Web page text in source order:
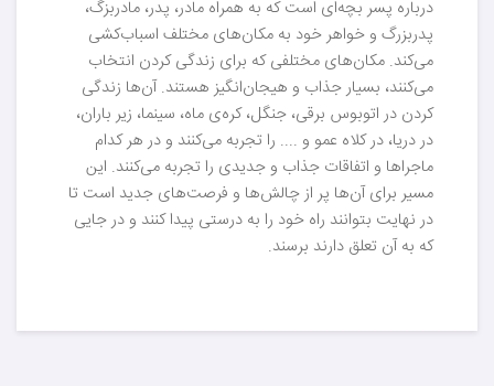
درباره پسر بچه‌ای است که به همراه مادر، پدر، مادربزگ،
پدربزرگ و خواهر خود به مکان‌های مختلف اسباب‌کشی
می‌کند. مکان‌های مختلفی که برای زندگی کردن انتخاب
می‌کنند، بسیار جذاب و هیجان‌انگیز هستند. آن‌ها زندگی
کردن در اتوبوس برقی، جنگل، کره‌ی ماه، سینما، زیر باران،
در دریا، در کلاه عمو و .... را تجربه می‌کنند و در هر کدام
ماجراها و اتفاقات جذاب و جدیدی را تجربه می‌کنند. این
مسیر برای آن‌ها پر از چالش‌ها و فرصت‌های جدید است تا
در نهایت بتوانند راه خود را به درستی پیدا کنند و در جایی
که به آن تعلق دارند برسند.